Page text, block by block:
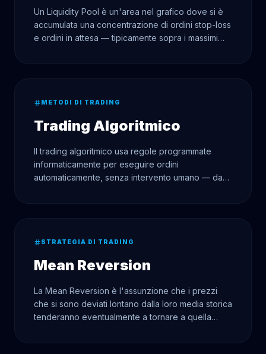
Un Liquidity Pool è un'area nel grafico dove si è
accumulata una concentrazione di ordini stop-loss
e ordini in attesa — tipicamente sopra i massimi
METODI DI TRADING
Trading Algoritmico
Il trading algoritmico usa regole programmate
informaticamente per eseguire ordini
automaticamente, senza intervento umano — da
STRATEGIA DI TRADING
Mean Reversion
La Mean Reversion è l'assunzione che i prezzi
che si sono deviati lontano dalla loro media storica
tenderanno eventualmente a tornare a quella